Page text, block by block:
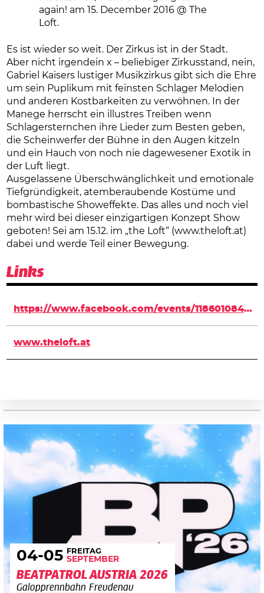
Es ist wieder so weit. Der Zirkus ist in der Stadt.
Aber nicht irgendein x – beliebiger Zirkusstand, nein,
Gabriel Kaisers lustiger Musikzirkus gibt sich die Ehre
um sein Puplikum mit feinsten Schlager Melodien
und anderen Kostbarkeiten zu verwöhnen. In der
Manege herrscht ein illustres Treiben wenn
Schlagersternchen ihre Lieder zum Besten geben,
die Scheinwerfer der Bühne in den Augen kitzeln
und ein Hauch von noch nie dagewesener Exotik in
der Luft liegt.
Ausgelassene Überschwänglichkeit und emotionale
Tiefgründigkeit, atemberaubende Kostüme und
bombastische Showeffekte. Das alles und noch viel
mehr wird bei dieser einzigartigen Konzept Show
geboten! Sei am 15.12. im „the Loft“ (www.theloft.at)
dabei und werde Teil einer Bewegung.
Links
https://www.facebook.com/events/1186010848154324/
www.theloft.at
04-05 FREITAG
SEPTEMBER
BEATPATROL AUSTRIA 2026
Galopprennbahn Freudenau